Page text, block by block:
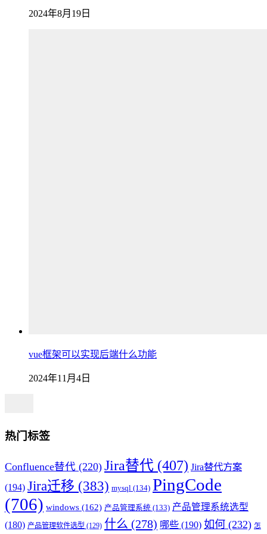
2024年8月19日
vue框架可以实现后端什么功能
2024年11月4日
热门标签
Confluence替代 (220) Jira替代 (407) Jira替代方案
(194) Jira迁移 (383) mysql (134) PingCode
(706) windows (162) 产品管理系统 (133) 产品管理系统选型
(180) 产品管理软件选型 (129) 什么 (278) 哪些 (190) 如何 (232) 怎